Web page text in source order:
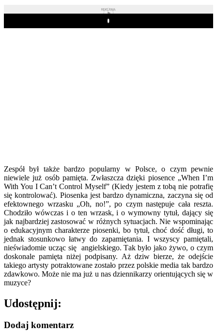
REKLAMA
Play
Zespół był także bardzo popularny w Polsce, o czym pewnie
niewiele już osób pamięta. Zwłaszcza dzięki piosence „When I’m
With You I Can’t Control Myself” (Kiedy jestem z tobą nie potrafię
się kontrolować). Piosenka jest bardzo dynamiczna, zaczyna się od
efektownego wrzasku „Oh, no!”, po czym następuje cała reszta.
Chodziło wówczas i o ten wrzask, i o wymowny tytuł, dający się
jak najbardziej zastosować w różnych sytuacjach. Nie wspominając
o edukacyjnym charakterze piosenki, bo tytuł, choć dość długi, to
jednak stosunkowo łatwy do zapamiętania. I wszyscy pamiętali,
nieświadomie ucząc się angielskiego. Tak było jako żywo, o czym
doskonale pamięta niżej podpisany. Aż dziw bierze, że odejście
takiego artysty potraktowane zostało przez polskie media tak bardzo
zdawkowo. Może nie ma już u nas dziennikarzy orientujących się w
muzyce?
Udostępnij:
Dodaj komentarz